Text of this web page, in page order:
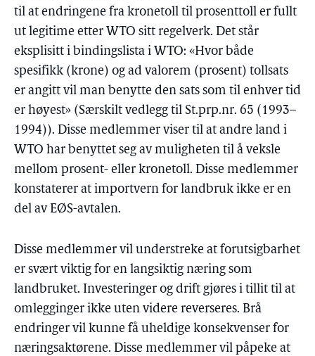
til at endringene fra kronetoll til prosenttoll er fullt
ut legitime etter WTO sitt regelverk. Det står
eksplisitt i bindingslista i WTO: «Hvor både
spesifikk (krone) og ad valorem (prosent) tollsats
er angitt vil man benytte den sats som til enhver tid
er høyest» (Særskilt vedlegg til St.prp.nr. 65 (1993–
1994)). Disse medlemmer viser til at andre land i
WTO har benyttet seg av muligheten til å veksle
mellom prosent- eller kronetoll. Disse medlemmer
konstaterer at importvern for landbruk ikke er en
del av EØS-avtalen.
Disse medlemmer vil understreke at forutsigbarhet
er svært viktig for en langsiktig næring som
landbruket. Investeringer og drift gjøres i tillit til at
omlegginger ikke uten videre reverseres. Brå
endringer vil kunne få uheldige konsekvenser for
næringsaktørene. Disse medlemmer vil påpeke at